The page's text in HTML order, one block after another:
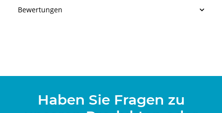
Bewertungen
Haben Sie Fragen zu